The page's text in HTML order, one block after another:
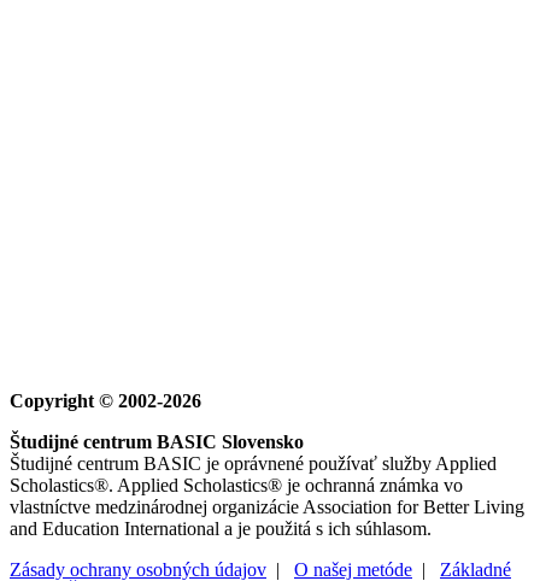
Copyright © 2002-2026
Študijné centrum BASIC Slovensko
Študijné centrum BASIC je oprávnené používať služby Applied
Scholastics®. Applied Scholastics® je ochranná známka vo
vlastníctve medzinárodnej organizácie Association for Better Living
and Education International a je použitá s ich súhlasom.
Zásady ochrany osobných údajov | O našej metóde | Základné